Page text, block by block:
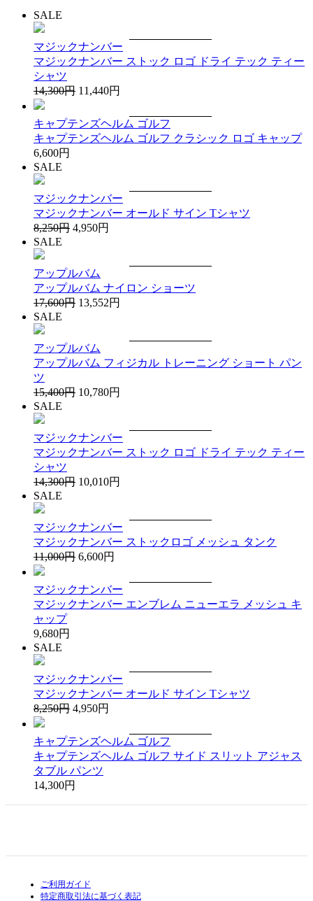
SALE
マジックナンバー
マジックナンバー ストック ロゴ ドライ テック ティー
シャツ
14,300円 11,440円
キャプテンズヘルム ゴルフ
キャプテンズヘルム ゴルフ クラシック ロゴ キャップ
6,600円
SALE
マジックナンバー
マジックナンバー オールド サイン Tシャツ
8,250円 4,950円
SALE
アップルバム
アップルバム ナイロン ショーツ
17,600円 13,552円
SALE
アップルバム
アップルバム フィジカル トレーニング ショート パン
ツ
15,400円 10,780円
SALE
マジックナンバー
マジックナンバー ストック ロゴ ドライ テック ティー
シャツ
14,300円 10,010円
SALE
マジックナンバー
マジックナンバー ストックロゴ メッシュ タンク
11,000円 6,600円
マジックナンバー
マジックナンバー エンブレム ニューエラ メッシュ キ
ャップ
9,680円
SALE
マジックナンバー
マジックナンバー オールド サイン Tシャツ
8,250円 4,950円
キャプテンズヘルム ゴルフ
キャプテンズヘルム ゴルフ サイド スリット アジャス
タブル パンツ
14,300円
ご利用ガイド
特定商取引法に基づく表記